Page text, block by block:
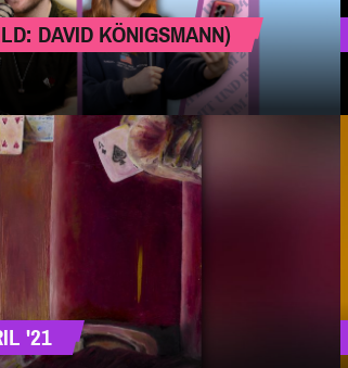
DAVID KÖNIGSMANN)
'21